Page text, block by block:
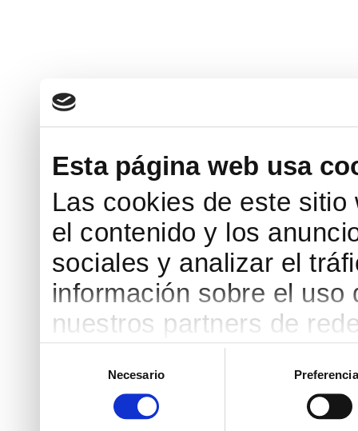
Esta página web usa
Las cookies de este
el contenido y los
sociales y analizar el
información sobre el
nuestros partners de
web, quienes pueden
que les haya
partir del uso que haya
consentimiento
Necesario